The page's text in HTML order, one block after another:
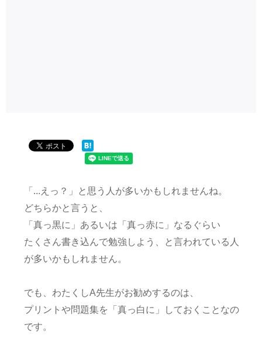
「...えっ？」と思う人が多いかもしれませんね。
どちらかと言うと、
「真っ黒に」あるいは「真っ赤に」なるぐらい
たくさん書き込んで勉強しよう、と言われている人
が多いかもしれません。
でも、わたくしA先生がお勧めするのは、
プリントや問題集を「真っ白に」しておくことなの
です。